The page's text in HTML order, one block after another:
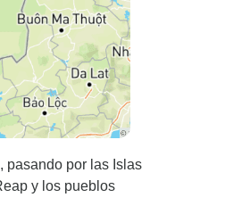
pasando por las Islas
y los pueblos